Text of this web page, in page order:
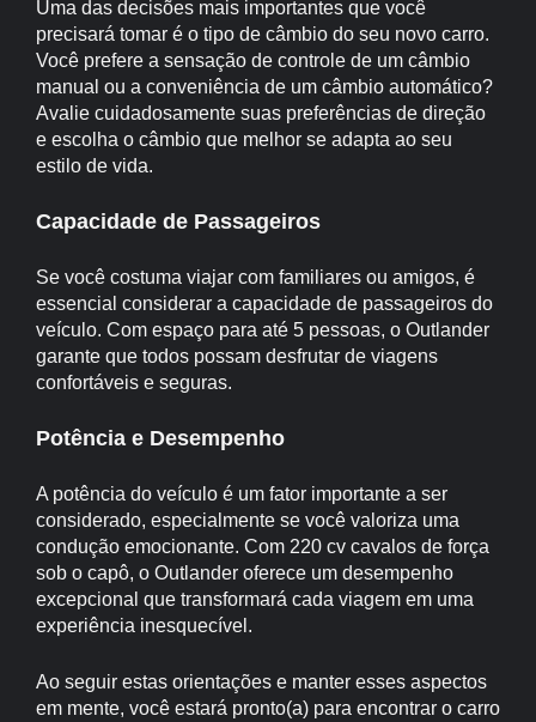
Uma das decisões mais importantes que você
precisará tomar é o tipo de câmbio do seu novo carro.
Você prefere a sensação de controle de um câmbio
manual ou a conveniência de um câmbio automático?
Avalie cuidadosamente suas preferências de direção
e escolha o câmbio que melhor se adapta ao seu
estilo de vida.
Capacidade de Passageiros
Se você costuma viajar com familiares ou amigos, é
essencial considerar a capacidade de passageiros do
veículo. Com espaço para até 5 pessoas, o Outlander
garante que todos possam desfrutar de viagens
confortáveis e seguras.
Potência e Desempenho
A potência do veículo é um fator importante a ser
considerado, especialmente se você valoriza uma
condução emocionante. Com 220 cv cavalos de força
sob o capô, o Outlander oferece um desempenho
excepcional que transformará cada viagem em uma
experiência inesquecível.
Ao seguir estas orientações e manter esses aspectos
em mente, você estará pronto(a) para encontrar o carro